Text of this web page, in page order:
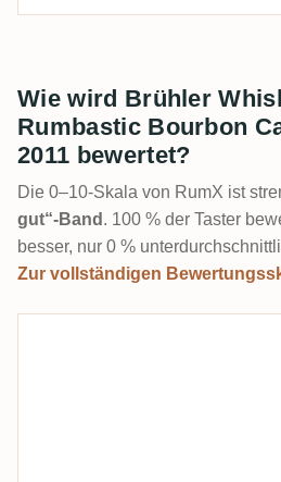
Wie wird Brühler
Rumbastic Bourbon
2011 bewertet?
Die 0–10-Skala von RumX ist
gut“-Band . 100 % der Taster
besser, nur 0 %
Zur vollständigen